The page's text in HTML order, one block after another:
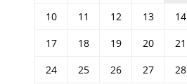
10
11 12 13 14
17
18 19 20 21
24
25 26 27 28